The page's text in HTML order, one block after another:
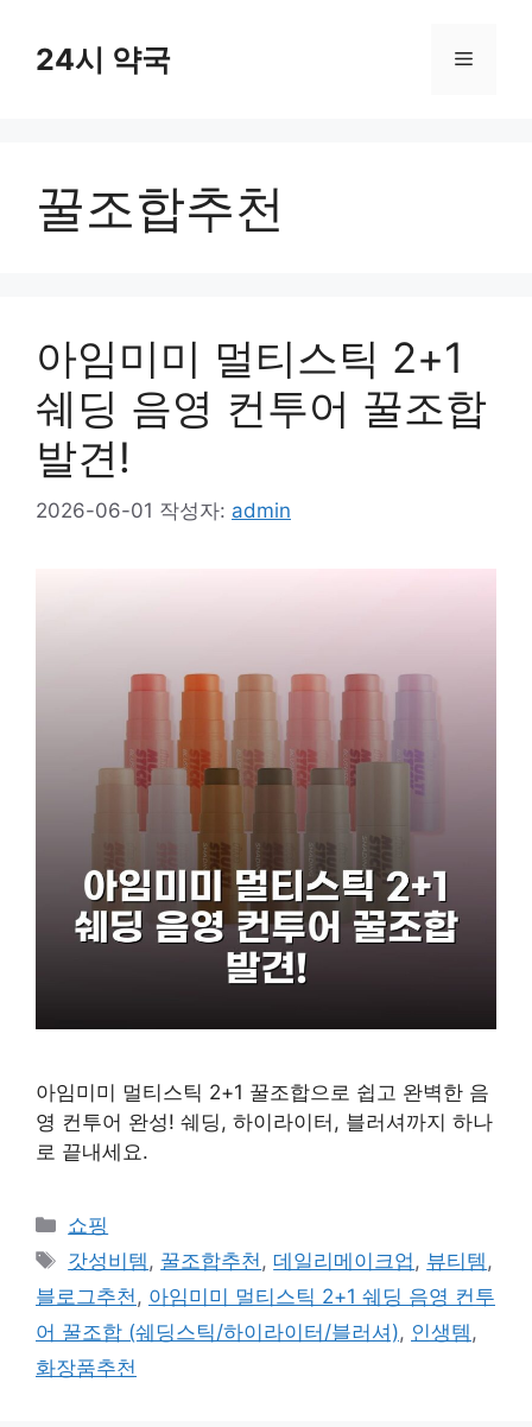
24시 약국 메
꿀조합추천
아임미미 멀티스틱 2+1
쉐딩 음영 컨투어 꿀조합
발견!
2026-06-01 작성자: admin
아임미미 멀티스틱 2+1 꿀조합으로 쉽고 완벽한 음
영 컨투어 완성! 쉐딩, 하이라이터, 블러셔까지 하나
로 끝내세요.
카
테
고
리
쇼핑
태
그
갓성비템 , 꿀조합추천 ,데일리메이크업 , 뷰티템 ,
블로그추천 , 아임미미 멀티스틱 2+1 쉐딩 음영 컨투
어 꿀조합 (쉐딩스틱/하이라이터/블러셔), 인생템 ,
화장품추천